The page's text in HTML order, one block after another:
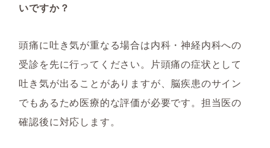
いですか？
頭痛に吐き気が重なる場合は内科・神経内科への
受診を先に行ってください。片頭痛の症状として
吐き気が出ることがありますが、脳疾患のサイン
でもあるため医療的な評価が必要です。担当医の
確認後に対応します。